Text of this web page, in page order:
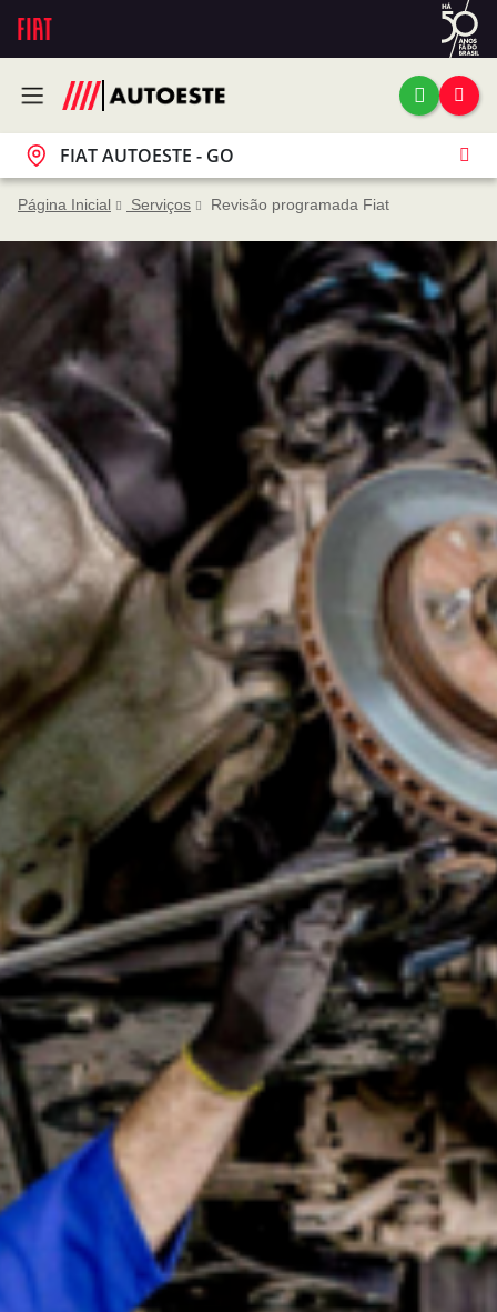
FIAT AUTOESTE - GO
Página Inicial Serviços Revisão programada Fiat